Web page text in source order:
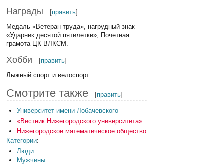
Награды [править]
Медаль «Ветеран труда», нагрудный знак
«Ударник десятой пятилетки», Почетная
грамота ЦК ВЛКСМ.
Хобби [править]
Лыжный спорт и велоспорт.
Смотрите также [править]
Университет имени Лобачевского
«Вестник Нижегородского университета»
Нижегородское математическое общество
Категории:
Люди
Мужчины